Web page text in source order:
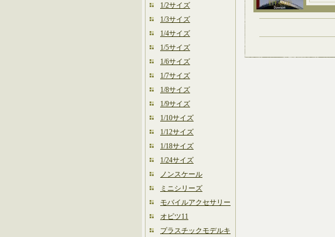
1/2サイズ
1/3サイズ
1/4サイズ
1/5サイズ
1/6サイズ
1/7サイズ
1/8サイズ
1/9サイズ
1/10サイズ
1/12サイズ
1/18サイズ
1/24サイズ
ノンスケール
ミニシリーズ
モバイルアクセサリー
オビツ11
プラスチックモデルキ